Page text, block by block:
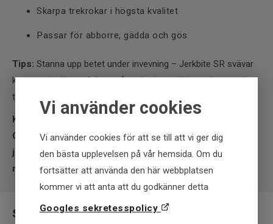
Vi använder cookies
Vi använder cookies för att se till att vi ger dig
den bästa upplevelsen på vår hemsida. Om du
fortsätter att använda den här webbplatsen
kommer vi att anta att du godkänner detta
Googles sekretesspolicy
Skarpa trekrokar i högsta kvalitet
Passar för abborre, gädda och gös
Tips: Stanna upp betet under invevning – Jerkbite SR svävar
kvar precis där rovfisken står och triggar till hugg även under
tröga förhållanden.
Köp Westin Jerkbite SR 9 cm / 8 g Suspending –
Custom hos Upplevstore.se och upplev ett modernt
jerkbait som kombinerar realism, ljud och precision för
maximalt hugg!
Specifikation